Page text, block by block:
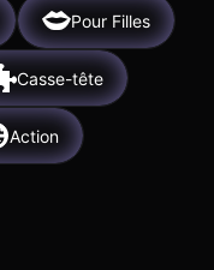
Pour Filles
Casse-tête
Action